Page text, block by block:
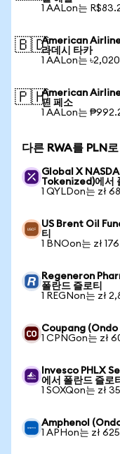
1 AALon는
🇧🇩American
라데시 타카
1 AALon는
🇵🇭American
핀 페소
1 AALon는
다른 RWA를 PLN
Global X
Tokenized)에서
1 QYLDon는 zł
US Brent Oil
티
1 BNOon는 zł
Regeneron
폴란드 즐로티
1 REGNon는 zł
Coupang (Ondo
1 CPNGon는 zł
Invesco PHLX
에서 폴란드 즐로
1 SOXQon는 zł
Amphenol
1 APHon는 zł